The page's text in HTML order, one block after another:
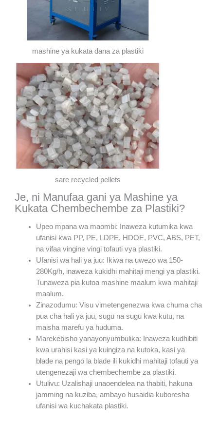
mashine ya kukata dana za plastiki
sare recycled pellets
Je, ni Manufaa gani ya Mashine ya
Kukata Chembechembe za Plastiki?
Upeo mpana wa maombi: Inaweza kutumika kwa
ufanisi kwa PP, PE, LDPE, HDOE, PVC, ABS, PET,
na vifaa vingine vingi tofauti vya plastiki.
Ufanisi wa hali ya juu: Ikiwa na uwezo wa 150-
280Kg/h, inaweza kukidhi mahitaji mengi ya plastiki.
Tunaweza pia kutoa mashine maalum kwa mahitaji
maalum.
Zinazodumu: Visu vimetengenezwa kwa chuma cha
pua cha hali ya juu, sugu na sugu kwa kutu, na
maisha marefu ya huduma.
Marekebisho yanayonyumbulika: Inaweza kudhibiti
kwa urahisi kasi ya kuingiza na kutoka, kasi ya
blade na pengo la blade ili kukidhi mahitaji tofauti ya
utengenezaji wa chembechembe za plastiki.
Utulivu: Uzalishaji unaoendelea na thabiti, hakuna
jamming na kuziba, ambayo husaidia kuboresha
ufanisi wa kuchakata plastiki.